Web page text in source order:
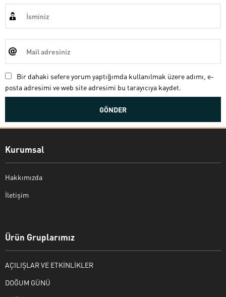
Bir dahaki sefere yorum yaptığımda kullanılmak üzere adımı, e-
posta adresimi ve web site adresimi bu tarayıcıya kaydet.
Kurumsal
Hakkımızda
İletişim
Ürün Gruplarımız
AÇILIŞLAR VE ETKİNLİKLER
DOĞUM GÜNÜ